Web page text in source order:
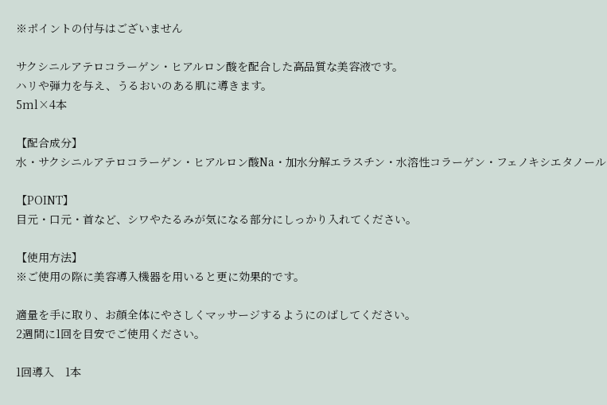
※ポイントの付与はございません
サクシニルアテロコラーゲン・ヒアルロン酸を配合した高品質な美容液です。
ハリや弾力を与え、うるおいのある肌に導きます。
5ml×4本
【配合成分】
水・サクシニルアテロコラーゲン・ヒアルロン酸Na・加水分解エラスチン・水溶性コラーゲン・フェノキシエタノール
【POINT】
目元・口元・首など、シワやたるみが気になる部分にしっかり入れてください。
【使用方法】
※ご使用の際に美容導入機器を用いると更に効果的です。
適量を手に取り、お顔全体にやさしくマッサージするようにのばしてください。
2週間に1回を目安でご使用ください。
1回導入 1本